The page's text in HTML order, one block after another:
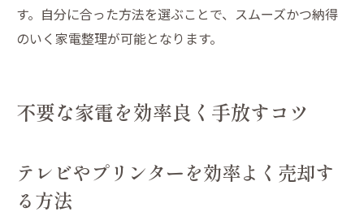
す。自分に合った方法を選ぶことで、スムーズかつ納得
のいく家電整理が可能となります。
不要な家電を効率良く手放すコツ
テレビやプリンターを効率よく売却す
る方法